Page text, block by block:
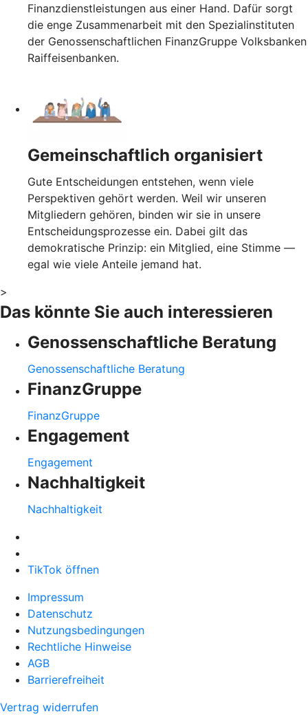
Finanzdienstleistungen aus einer Hand. Dafür sorgt
die enge Zusammenarbeit mit den Spezialinstituten
der Genossenschaftlichen FinanzGruppe Volksbanken
Raiffeisenbanken.
Gemeinschaftlich organisiert
Gute Entscheidungen entstehen, wenn viele
Perspektiven gehört werden. Weil wir unseren
Mitgliedern gehören, binden wir sie in unsere
Entscheidungsprozesse ein. Dabei gilt das
demokratische Prinzip: ein Mitglied, eine Stimme —
egal wie viele Anteile jemand hat.
>
Das könnte Sie auch interessieren
Genossenschaftliche Beratung
Genossenschaftliche Beratung
FinanzGruppe
FinanzGruppe
Engagement
Engagement
Nachhaltigkeit
Nachhaltigkeit
TikTok öffnen
Impressum
Datenschutz
Nutzungsbedingungen
Rechtliche Hinweise
AGB
Barrierefreiheit
Vertrag widerrufen